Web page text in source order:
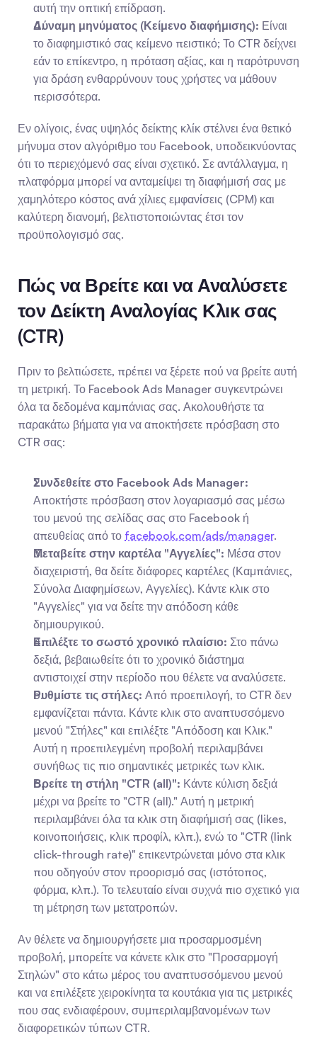
αυτή την οπτική επίδραση.
Δύναμη μηνύματος (Κείμενο διαφήμισης): Είναι
το διαφημιστικό σας κείμενο πειστικό; Το CTR δείχνει
εάν το επίκεντρο, η πρόταση αξίας, και η παρότρυνση
για δράση ενθαρρύνουν τους χρήστες να μάθουν
περισσότερα.
Εν ολίγοις, ένας υψηλός δείκτης κλίκ στέλνει ένα θετικό
μήνυμα στον αλγόριθμο του Facebook, υποδεικνύοντας
ότι το περιεχόμενό σας είναι σχετικό. Σε αντάλλαγμα, η
πλατφόρμα μπορεί να ανταμείψει τη διαφήμισή σας με
χαμηλότερο κόστος ανά χίλιες εμφανίσεις (CPM) και
καλύτερη διανομή, βελτιστοποιώντας έτσι τον
προϋπολογισμό σας.
Πώς να Βρείτε και να Αναλύσετε
τον Δείκτη Αναλογίας Κλικ σας
(CTR)
Πριν το βελτιώσετε, πρέπει να ξέρετε πού να βρείτε αυτή
τη μετρική. Το Facebook Ads Manager συγκεντρώνει
όλα τα δεδομένα καμπάνιας σας. Ακολουθήστε τα
παρακάτω βήματα για να αποκτήσετε πρόσβαση στο
CTR σας:
Συνδεθείτε στο Facebook Ads Manager:
Αποκτήστε πρόσβαση στον λογαριασμό σας μέσω
του μενού της σελίδας σας στο Facebook ή
απευθείας από το facebook.com/ads/manager.
Μεταβείτε στην καρτέλα "Αγγελίες": Μέσα στον
διαχειριστή, θα δείτε διάφορες καρτέλες (Καμπάνιες,
Σύνολα Διαφημίσεων, Αγγελίες). Κάντε κλικ στο
"Αγγελίες" για να δείτε την απόδοση κάθε
δημιουργικού.
Επιλέξτε το σωστό χρονικό πλαίσιο: Στο πάνω
δεξιά, βεβαιωθείτε ότι το χρονικό διάστημα
αντιστοιχεί στην περίοδο που θέλετε να αναλύσετε.
Ρυθμίστε τις στήλες: Από προεπιλογή, το CTR δεν
εμφανίζεται πάντα. Κάντε κλικ στο αναπτυσσόμενο
μενού "Στήλες" και επιλέξτε "Απόδοση και Κλικ."
Αυτή η προεπιλεγμένη προβολή περιλαμβάνει
συνήθως τις πιο σημαντικές μετρικές των κλικ.
Βρείτε τη στήλη "CTR (all)": Κάντε κύλιση δεξιά
μέχρι να βρείτε το "CTR (all)." Αυτή η μετρική
περιλαμβάνει όλα τα κλικ στη διαφήμισή σας (likes,
κοινοποιήσεις, κλικ προφίλ, κλπ.), ενώ το "CTR (link
click-through rate)" επικεντρώνεται μόνο στα κλικ
που οδηγούν στον προορισμό σας (ιστότοπος,
φόρμα, κλπ.). Το τελευταίο είναι συχνά πιο σχετικό για
τη μέτρηση των μετατροπών.
Αν θέλετε να δημιουργήσετε μια προσαρμοσμένη
προβολή, μπορείτε να κάνετε κλικ στο "Προσαρμογή
Στηλών" στο κάτω μέρος του αναπτυσσόμενου μενού
και να επιλέξετε χειροκίνητα τα κουτάκια για τις μετρικές
που σας ενδιαφέρουν, συμπεριλαμβανομένων των
διαφορετικών τύπων CTR.